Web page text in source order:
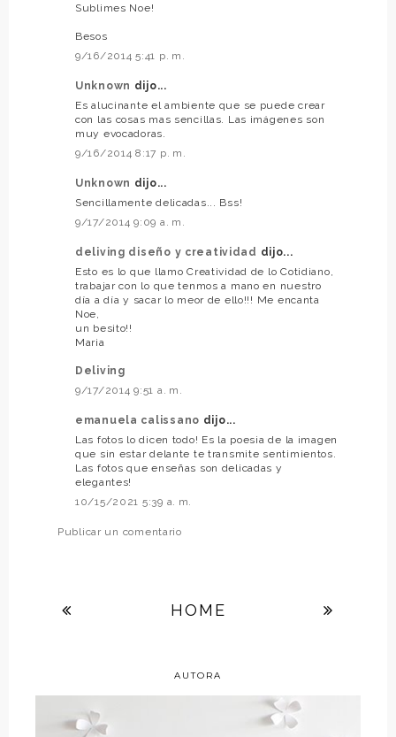
Sublimes Noe!
Besos
9/16/2014 5:41 p. m.
Unknown dijo...
Es alucinante el ambiente que se puede crear
con las cosas mas sencillas. Las imágenes son
muy evocadoras.
9/16/2014 8:17 p. m.
Unknown dijo...
Sencillamente delicadas... Bss!
9/17/2014 9:09 a. m.
deliving diseño y creatividad dijo...
Esto es lo que llamo Creatividad de lo Cotidiano,
trabajar con lo que tenmos a mano en nuestro
día a día y sacar lo meor de ello!!! Me encanta
Noe,
un besito!!
Maria
Deliving
9/17/2014 9:51 a. m.
emanuela calissano dijo...
Las fotos lo dicen todo! Es la poesia de la imagen
que sin estar delante te transmite sentimientos.
Las fotos que enseñas son delicadas y
elegantes!
10/15/2021 5:39 a. m.
Publicar un comentario
HOME
AUTORA